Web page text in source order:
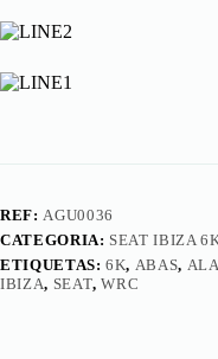
Abas
Lamas
WRC
REF:AGU0036
CATEGORIA: SEAT IBIZA
ETIQUETAS:6K, ABAS,
IBIZA, SEAT,WRC